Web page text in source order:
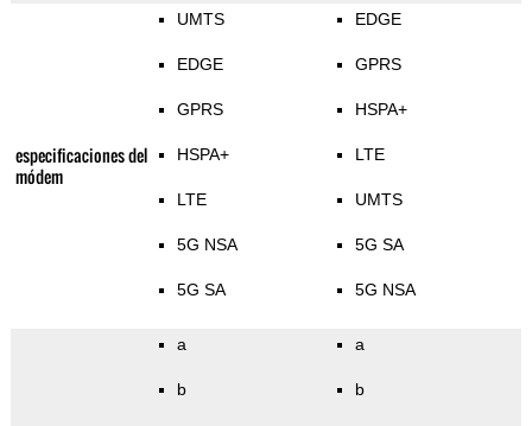
especificaciones del
módem
UMTS
EDGE
GPRS
HSPA+
LTE
5G NSA
5G SA
EDGE
GPRS
HSPA+
LTE
UMTS
5G SA
5G NSA
a
b
a
b